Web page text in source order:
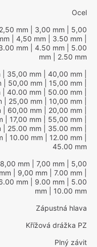
Ocel
mm | 3,00 mm | 5,00
| 4,50 mm | 3.50 mm
mm | 4.50 mm | 5.00
mm | 2.50 mm
| 35,00 mm | 40,00 mm
| 50,00 mm | 15,00 mm
| 40.00 mm | 50.00 mm
| 25,00 mm | 10,00 mm
| 60,00 mm | 20,00 mm
| 17,00 mm | 55,00 mm
| 25.00 mm | 35.00 mm
| 10.00 mm | 12.00 mm
45.00 mm
8,00 mm | 7,00 mm | 5,00
| 9,00 mm | 7.00 mm
mm | 9.00 mm | 5.00
mm | 10.00 mm
Zápustná hlava
Křížová drážka PZ
Plný závit